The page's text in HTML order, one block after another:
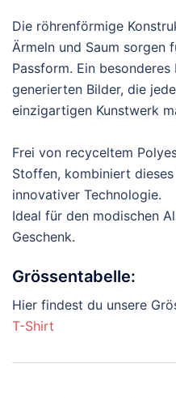
Die röhrenförmige
Ärmeln und Saum sorgen
Passform. Ein
generierten Bilder, die
einzigartigen Kunstwerk
Frei von recyceltem
Stoffen, kombiniert
innovativer Technologie.
Ideal für den modischen
Geschenk.
Grössentabelle:
Hier findest du unsere
T-Shirt